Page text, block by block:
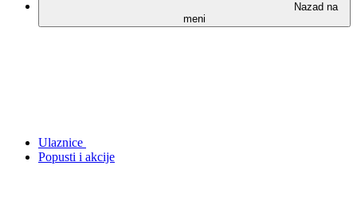
Nazad na
meni
Ulaznice
Popusti i akcije